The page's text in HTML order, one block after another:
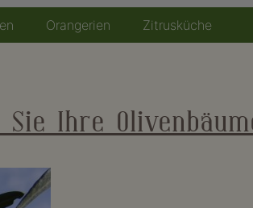
Orangerien Zitrusküche
Ihre